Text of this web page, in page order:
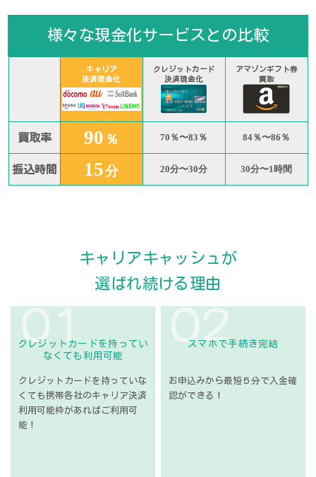
様々な現金化サービスとの比較
キャリア
決済現金化
クレジットカード
決済現金化
アマゾンギフト券
買取
買取率 90 ％ 70％〜83％ 84％〜86％
振込時間 15分 20分〜30分 30分〜1時間
キャリアキャッシュが
選ばれ続ける理由
クレジットカードを持ってい
なくても 利用可能
クレジットカードを持っていな
くても携帯各社のキャリア決済
利用可能枠があればご利用可
能！
スマホで手続き完結
お申込みから最短５分で 入金確
認ができる！